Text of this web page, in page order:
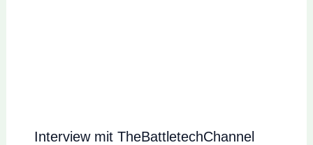
Interview mit TheBattletechChannel